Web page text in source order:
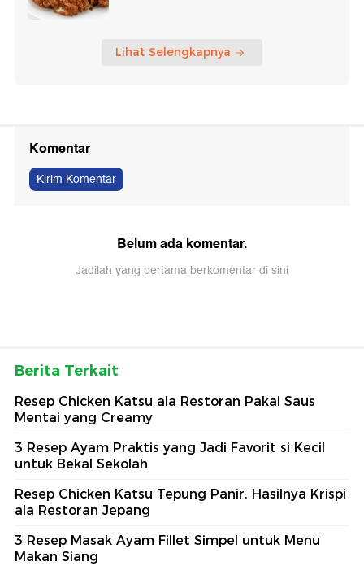
Lihat Selengkapnya
Komentar
Kirim Komentar
Belum ada komentar.
Jadilah yang pertama berkomentar di sini
Berita Terkait
Resep Chicken Katsu ala Restoran Pakai Saus
Mentai yang Creamy
3 Resep Ayam Praktis yang Jadi Favorit si Kecil
untuk Bekal Sekolah
Resep Chicken Katsu Tepung Panir, Hasilnya Krispi
ala Restoran Jepang
3 Resep Masak Ayam Fillet Simpel untuk Menu
Makan Siang